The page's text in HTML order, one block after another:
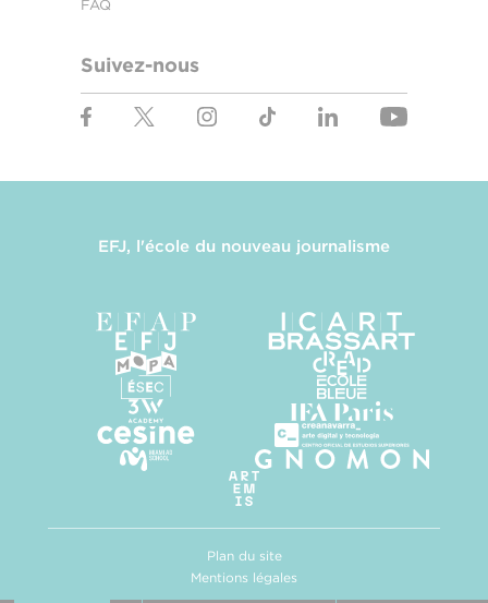
FAQ
Suivez-nous
EFJ, l'école du nouveau journalisme
Plan du site
Mentions légales
Politique de confidentialité